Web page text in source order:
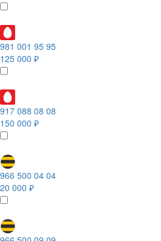
981 001 95 95
125 000 ₽
917 088 08 08
150 000 ₽
966 500 04 04
20 000 ₽